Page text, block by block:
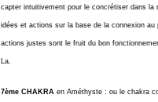
capter intuitivement pour le concrétiser dans
idées et actions sur la base de la connexion
actions justes sont le fruit du bon
La.
7ème CHAKRA en Améthyste : ou le chakra